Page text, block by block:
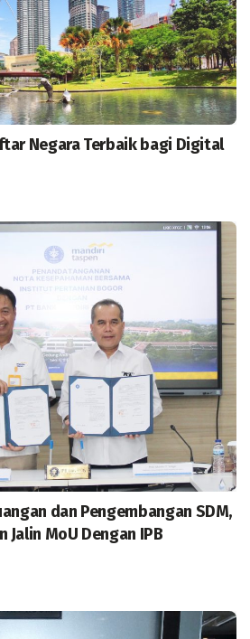
Negara Terbaik bagi Digital
dan Pengembangan SDM,
Jalin MoU Dengan IPB